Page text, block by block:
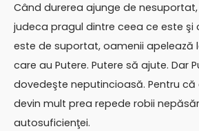
Când durerea ajunge de
judeca pragul dintre ceea ce este şi
este de suportat, oamenii apelează
care au Putere. Putere să ajute. Dar
dovedeşte neputincioasă. Pentru că
devin mult prea repede robii
autosuficienţei.